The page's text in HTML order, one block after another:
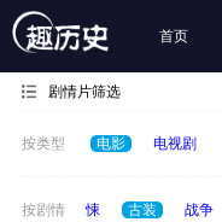
首页
剧情片筛选
按类型 电影 电视剧
按剧情
动画 惊悚 古装 战争